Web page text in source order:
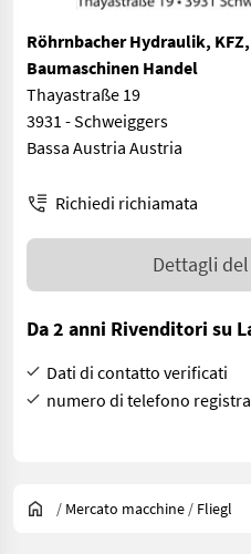
Röhrnbacher Hydraulik,
Baumaschinen Handel
Thayastraße 19
3931 - Schweiggers
Bassa Austria Austria
Richiedi richiamata
Dettagli
Da 2 anni Rivenditori su
Dati di contatto verificati
numero di telefono
/ Mercato macchine / Fliegl